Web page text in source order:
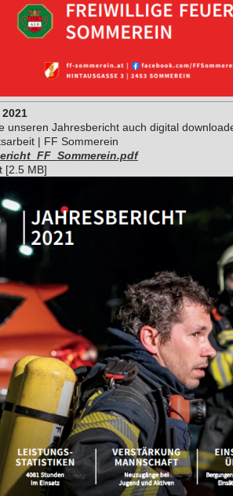
unseren Jahresbericht auch digital
| FF Sommerein
[2.5 MB]